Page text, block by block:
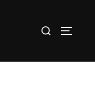
Rechercher :